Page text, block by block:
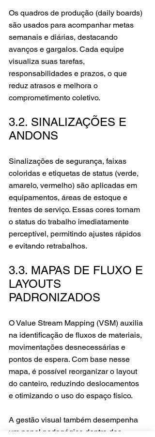
Os quadros de produção (daily boards)
são usados para acompanhar metas
semanais e diárias, destacando
avanços e gargalos. Cada equipe
visualiza suas tarefas,
responsabilidades e prazos, o que
reduz atrasos e melhora o
comprometimento coletivo.
3.2. SINALIZAÇÕES E
ANDONS
Sinalizações de segurança, faixas
coloridas e etiquetas de status (verde,
amarelo, vermelho) são aplicadas em
equipamentos, áreas de estoque e
frentes de serviço. Essas cores tornam
o status do trabalho imediatamente
perceptível, permitindo ajustes rápidos
e evitando retrabalhos.
3.3. MAPAS DE FLUXO E
LAYOUTS
PADRONIZADOS
O Value Stream Mapping (VSM) auxilia
na identificação de fluxos de materiais,
movimentações desnecessárias e
pontos de espera. Com base nesse
mapa, é possível reorganizar o layout
do canteiro, reduzindo deslocamentos
e otimizando o uso do espaço físico.
A gestão visual também desempenha
um papel pedagógico dentro dos